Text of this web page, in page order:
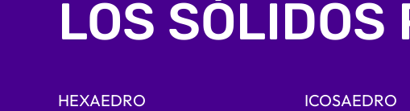
LOS SÓLIDOS
HEXAEDRO
ICOSAEDRO